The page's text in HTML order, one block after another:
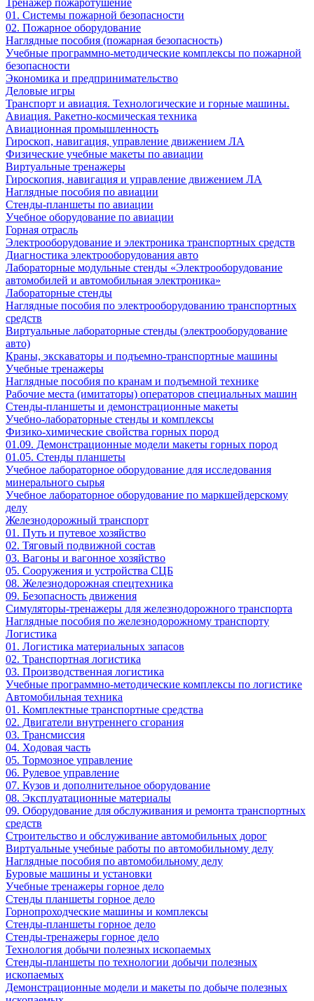
Тренажер пожаротушение
01. Системы пожарной безопасности
02. Пожарное оборудование
Наглядные пособия (пожарная безопасность)
Учебные программно-методические комплексы по пожарной
безопасности
Экономика и предпринимательство
Деловые игры
Транспорт и авиация. Технологические и горные машины.
Авиация. Ракетно-космическая техника
Авиационная промышленность
Гироскоп, навигация, управление движением ЛА
Физические учебные макеты по авиации
Виртуальные тренажеры
Гироскопия, навигация и управление движением ЛА
Наглядные пособия по авиации
Стенды-планшеты по авиации
Учебное оборудование по авиации
Горная отрасль
Электрооборудование и электроника транспортных средств
Диагностика электрооборудования авто
Лабораторные модульные стенды «Электрооборудование
автомобилей и автомобильная электроника»
Лабораторные стенды
Наглядные пособия по электрооборудованию транспортных
средств
Виртуальные лабораторные стенды (электрооборудование
авто)
Краны, экскаваторы и подъемно-транспортные машины
Учебные тренажеры
Наглядные пособия по кранам и подъемной технике
Рабочие места (имитаторы) операторов специальных машин
Стенды-планшеты и демонстрационные макеты
Учебно-лабораторные стенды и комплексы
Физико-химические свойства горных пород
01.09. Демонстрационные модели макеты горных пород
01.05. Стенды планшеты
Учебное лабораторное оборудование для исследования
минерального сырья
Учебное лабораторное оборудование по маркшейдерскому
делу
Железнодорожный транспорт
01. Путь и путевое хозяйство
02. Тяговый подвижной состав
03. Вагоны и вагонное хозяйство
05. Сооружения и устройства СЦБ
08. Железнодорожная спецтехника
09. Безопасность движения
Симуляторы-тренажеры для железнодорожного транспорта
Наглядные пособия по железнодорожному транспорту
Логистика
01. Логистика материальных запасов
02. Транспортная логистика
03. Производственная логистика
Учебные программно-методические комплексы по логистике
Автомобильная техника
01. Комплектные транспортные средства
02. Двигатели внутреннего сгорания
03. Трансмиссия
04. Ходовая часть
05. Тормозное управление
06. Рулевое управление
07. Кузов и дополнительное оборудование
08. Эксплуатационные материалы
09. Оборудование для обслуживания и ремонта транспортных
средств
Строительство и обслуживание автомобильных дорог
Виртуальные учебные работы по автомобильному делу
Наглядные пособия по автомобильному делу
Буровые машины и установки
Учебные тренажеры горное дело
Стенды планшеты горное дело
Горнопроходческие машины и комплексы
Стенды-планшеты горное дело
Стенды-тренажеры горное дело
Технология добычи полезных ископаемых
Стенды-планшеты по технологии добычи полезных
ископаемых
Демонстрационные модели и макеты по добыче полезных